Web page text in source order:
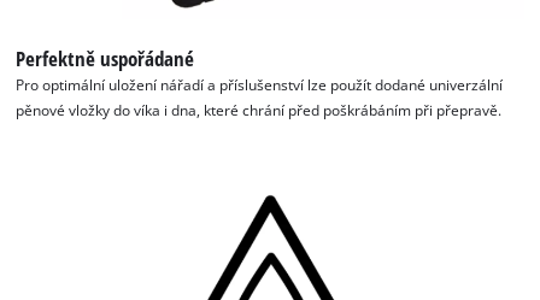
K načtení služby Google Maps
potřebujeme váš souhlas!
This content is not permitted to load due
Perfektně uspořádané
Pro optimální uložení nářadí a příslušenství lze použít dodané univerzální
pěnové vložky do víka i dna, které chrání před poškrábáním při přepravě.